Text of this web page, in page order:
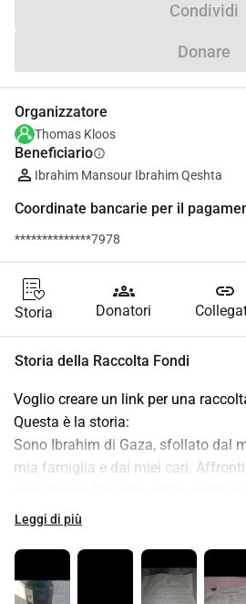
Condividi
Donare
Organizzatore
Thomas Kloos
Beneficiarioinfo
Ibrahim Mansour Ibrahim Qeshta
Coordinate bancarie per il
**************7978
Storia
groups
Donatori
link
Storia della Raccolta Fondi
Voglio creare un link per una
Questa è la storia:
Sono Ibrahim di Gaza, sfollato dal
mia famiglia e dai miei cari.
Andiamo a letto affamati e
moglie e i miei figli.
Abbiamo perso la nostra casa e il
Leggi di più